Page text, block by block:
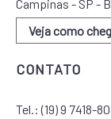
Campinas - SP -
Veja como
CONTATO
Tel.:(19) 9 7418-